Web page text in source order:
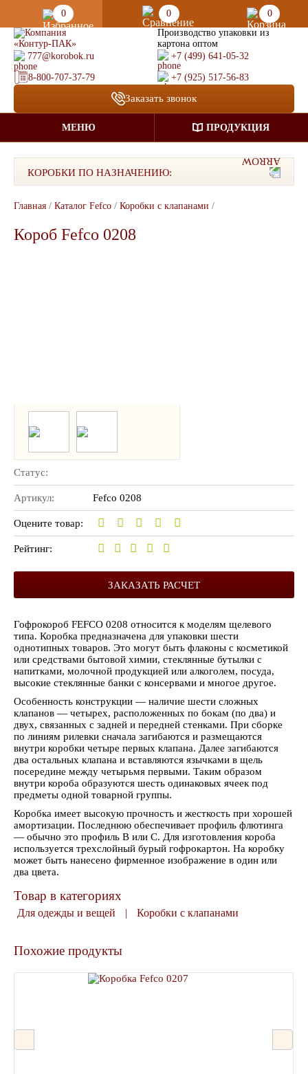
0 0
0
Производство упаковки из
картона оптом
777@korobok.ru
+7 (499) 641-05-32
8-800-707-37-79 +7 (925) 517-56-83
Заказать звонок
МЕНЮ ПРОДУКЦИЯ
КОРОБКИ ПО НАЗНАЧЕНИЮ:
Главная / Каталог Fefco / Коробки с клапанами /
Короб Fefco 0208
Статус:
Артикул: Fefco 0208
Оцените товар:
Рейтинг:
ЗАКАЗАТЬ РАСЧЕТ
Гофрокороб FEFCO 0208 относится к моделям щелевого
типа. Коробка предназначена для упаковки шести
однотипных товаров. Это могут быть флаконы с косметикой
или средствами бытовой химии, стеклянные бутылки с
напитками, молочной продукцией или алкоголем, посуда,
высокие стеклянные банки с консервами и многое другое.
Особенность конструкции — наличие шести сложных
клапанов — четырех, расположенных по бокам (по два) и
двух, связанных с задней и передней стенками. При сборке
по линиям рилевки сначала загибаются и размещаются
внутри коробки четыре первых клапана. Далее загибаются
два остальных клапана и вставляются язычками в щель
посередине между четырьмя первыми. Таким образом
внутри короба образуются шесть одинаковых ячеек под
предметы одной товарной группы.
Коробка имеет высокую прочность и жесткость при хорошей
амортизации. Последнюю обеспечивает профиль флютинга
— обычно это профиль В или С. Для изготовления короба
используется трехслойный бурый гофрокартон. На коробку
может быть нанесено фирменное изображение в один или
два цвета.
Товар в категориях
Для одежды и вещей | Коробки с клапанами
Похожие продукты